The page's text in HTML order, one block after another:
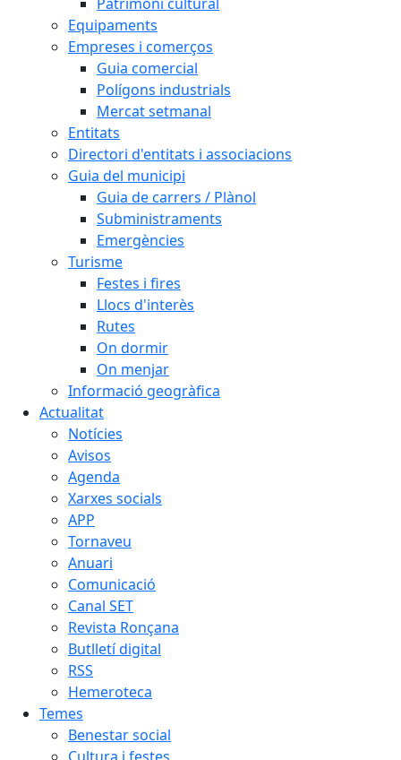
Equipaments
Empreses i comerços
Guia comercial
Polígons industrials
Mercat setmanal
Entitats
Directori d'entitats i associacions
Guia del municipi
Guia de carrers / Plànol
Subministraments
Emergències
Turisme
Festes i fires
Llocs d'interès
Rutes
On dormir
On menjar
Informació geogràfica
Actualitat
Notícies
Avisos
Agenda
Xarxes socials
APP
Tornaveu
Anuari
Comunicació
Canal SET
Revista Ronçana
Butlletí digital
RSS
Hemeroteca
Temes
Benestar social